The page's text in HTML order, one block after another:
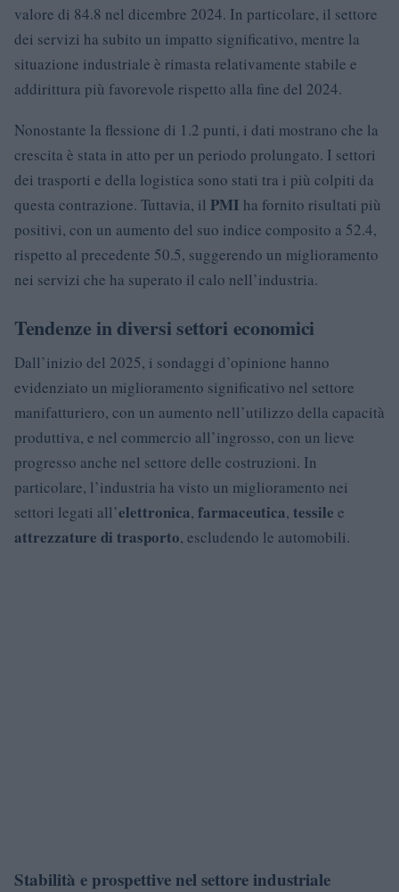
valore di 84.8 nel dicembre 2024. In particolare, il settore
dei servizi ha subito un impatto significativo, mentre la
situazione industriale è rimasta relativamente stabile e
addirittura più favorevole rispetto alla fine del 2024.
Nonostante la flessione di 1.2 punti, i dati mostrano che la
crescita è stata in atto per un periodo prolungato. I settori
dei trasporti e della logistica sono stati tra i più colpiti da
questa contrazione. Tuttavia, il PMI ha fornito risultati più
positivi, con un aumento del suo indice composito a 52.4,
rispetto al precedente 50.5, suggerendo un miglioramento
nei servizi che ha superato il calo nell’industria.
Tendenze in diversi settori economici
Dall’inizio del 2025, i sondaggi d’opinione hanno
evidenziato un miglioramento significativo nel settore
manifatturiero, con un aumento nell’utilizzo della capacità
produttiva, e nel commercio all’ingrosso, con un lieve
progresso anche nel settore delle costruzioni. In
particolare, l’industria ha visto un miglioramento nei
settori legati all’elettronica, farmaceutica, tessile e
attrezzature di trasporto, escludendo le automobili.
Stabilità e prospettive nel settore industriale